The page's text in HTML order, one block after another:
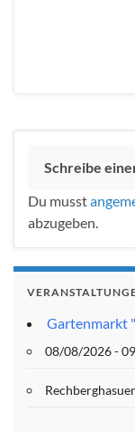
Schreibe
Du musst
abzugeben.
Gartenmarkt
08/08/2026 -